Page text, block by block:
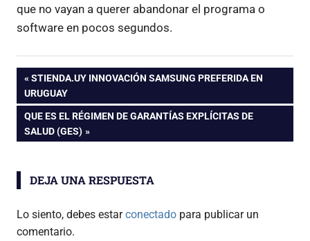
que no vayan a querer abandonar el programa o
software en pocos segundos.
Navegación
de
entradas
ENTRADA
ANTERIOR:
STIENDA.UY INNOVACIÓN SAMSUNG PREFERIDA EN
URUGUAY
ENTRADA
SIGUIENTE:
QUE ES EL RÉGIMEN DE GARANTÍAS EXPLÍCITAS DE
SALUD (GES)
DEJA UNA RESPUESTA
Lo siento, debes estarconectado para publicar un
comentario.